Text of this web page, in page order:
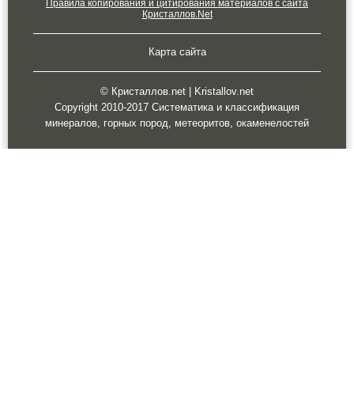
Правила копирования и цитирования материалов с сайта
Кристаллов.Net
Карта сайта
© Кристаллов.net | Kristallov.net
Copyright 2010-2017 Систематика и классификация
минералов, горных пород, метеоритов, окаменелостей